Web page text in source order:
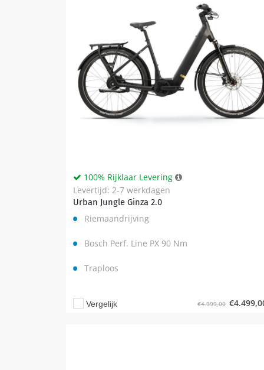
Urban Jungle Ginza 2.0
100% Rijklaar Levering
Levertijd: 2-7 werkdagen
Riemaandrijving
Bosch Perf. Line PX 90 Nm
Traploos
€4.999,00 €
Vergelijk